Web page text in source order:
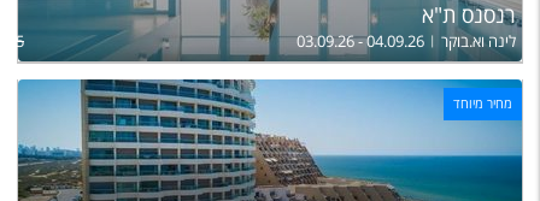
רנסנס ת"א
לינה וא.בוקר 03.09.26 - 04.09.26
מחיר מיוחד